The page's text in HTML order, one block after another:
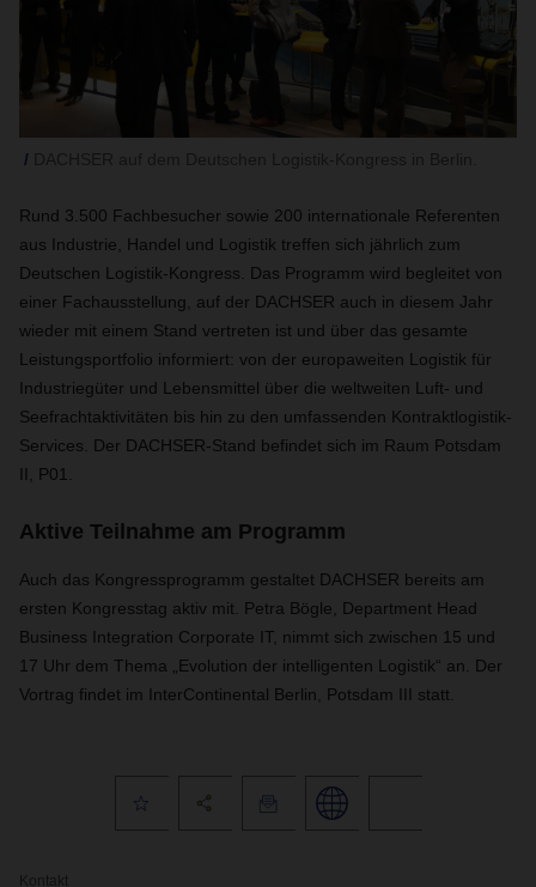
Rund 3.500 Fachbesucher sowie 200 internationale Referenten
aus Industrie, Handel und Logistik treffen sich jährlich zum
Deutschen Logistik-Kongress. Das Programm wird begleitet von
einer Fachausstellung, auf der DACHSER auch in diesem Jahr
wieder mit einem Stand vertreten ist und über das gesamte
Leistungsportfolio informiert: von der europaweiten Logistik für
Industriegüter und Lebensmittel über die weltweiten Luft- und
Seefrachtaktivitäten bis hin zu den umfassenden Kontraktlogistik-
Services. Der DACHSER-Stand befindet sich im Raum Potsdam
II, P01.
Aktive Teilnahme am Programm
Auch das Kongressprogramm gestaltet DACHSER bereits am
ersten Kongresstag aktiv mit. Petra Bögle, Department Head
Business Integration Corporate IT, nimmt sich zwischen 15 und
17 Uhr dem Thema „Evolution der intelligenten Logistik“ an. Der
Vortrag findet im InterContinental Berlin, Potsdam III statt.
Kontakt